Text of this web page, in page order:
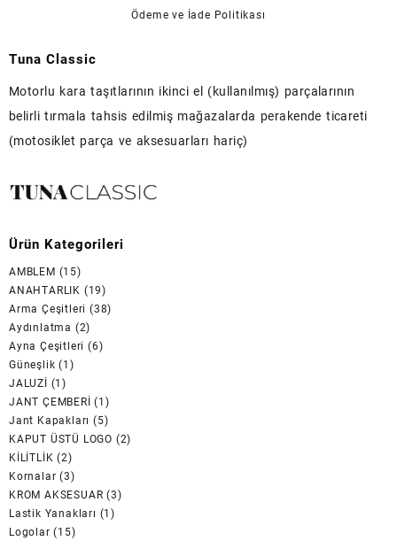
Ödeme ve İade Politikası
Tuna Classic
Motorlu kara taşıtlarının ikinci el (kullanılmış) parçalarının
belirli tırmala tahsis edilmiş mağazalarda perakende ticareti
(motosiklet parça ve aksesuarları hariç)
Ürün Kategorileri
AMBLEM (15)
ANAHTARLIK (19)
Arma Çeşitleri (38)
Aydınlatma (2)
Ayna Çeşitleri (6)
Güneşlik (1)
JALUZİ
(1)
JANT ÇEMBERİ
(1)
Jant Kapakları (5)
KAPUT ÜSTÜ LOGO (2)
KİLİTLİK (2)
Kornalar (3)
KROM AKSESUAR (3)
Lastik Yanakları (1)
Logolar (15)